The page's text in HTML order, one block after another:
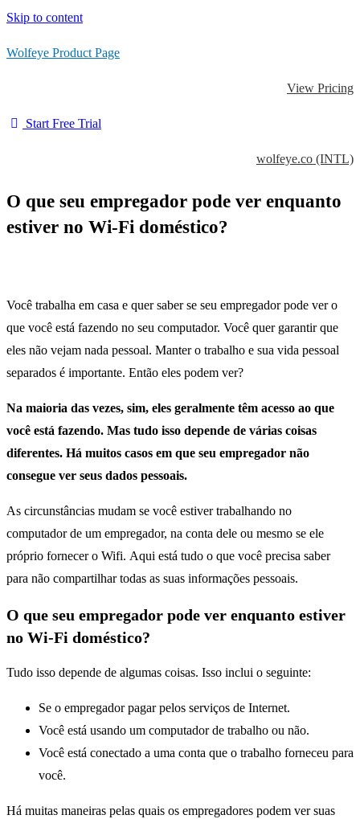
Skip to content
Wolfeye Product Page
View Pricing
Start Free Trial
wolfeye.co (INTL)
O que seu empregador pode ver enquanto
estiver no Wi-Fi doméstico?
Você trabalha em casa e quer saber se seu empregador pode ver o
que você está fazendo no seu computador. Você quer garantir que
eles não vejam nada pessoal. Manter o trabalho e sua vida pessoal
separados é importante. Então eles podem ver?
Na maioria das vezes, sim, eles geralmente têm acesso ao que
você está fazendo. Mas tudo isso depende de várias coisas
diferentes. Há muitos casos em que seu empregador não
consegue ver seus dados pessoais.
As circunstâncias mudam se você estiver trabalhando no
computador de um empregador, na conta dele ou mesmo se ele
próprio fornecer o Wifi. Aqui está tudo o que você precisa saber
para não compartilhar todas as suas informações pessoais.
O que seu empregador pode ver enquanto estiver
no Wi-Fi doméstico?
Tudo isso depende de algumas coisas. Isso inclui o seguinte:
Se o empregador pagar pelos serviços de Internet.
Você está usando um computador de trabalho ou não.
Você está conectado a uma conta que o trabalho forneceu para
você.
Há muitas maneiras pelas quais os empregadores podem ver suas